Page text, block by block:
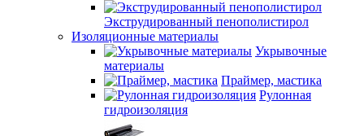
Экструдированный пенополистирол
Изоляционные материалы
Укрывочные
материалы
Праймер, мастика
Рулонная
гидроизоляция